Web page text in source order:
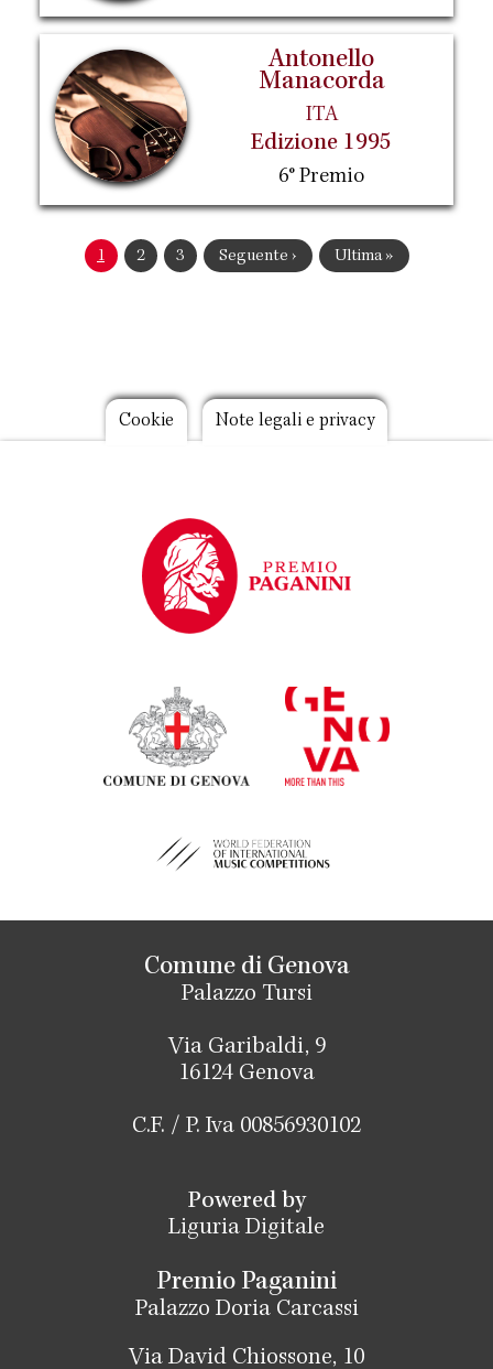
Antonello
Manacorda
ITA
Edizione 1995
6° Premio
Pagina
1 Pagina
2 Pagina
3
Pagina
Seguente ›
Ultima
Ultima »
Footer
Cookie Note legali e privacy
Comune di Genova
Palazzo Tursi
Via Garibaldi, 9
16124 Genova
C.F. / P. Iva 00856930102
Powered by
Liguria Digitale
Premio Paganini
Palazzo Doria Carcassi
Via David Chiossone, 10